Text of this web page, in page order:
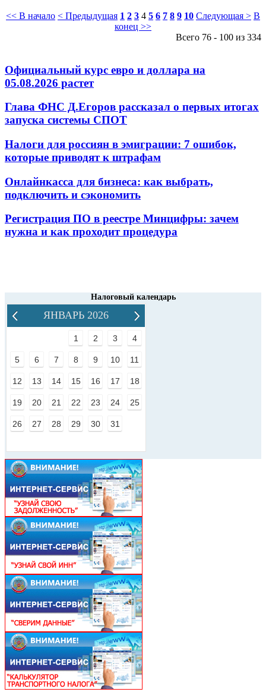
<< В начало < Предыдущая 1 2 3 4 5 6 7 8 9 10 Следующая > В
конец >>
Всего 76 - 100 из 334
Официальный курс евро и доллара на
05.08.2026 растет
Глава ФНС Д.Егоров рассказал о первых итогах
запуска системы СПОТ
Налоги для россиян в эмиграции: 7 ошибок,
которые приводят к штрафам
Онлайнкасса для бизнеса: как выбрать,
подключить и сэкономить
Регистрация ПО в реестре Минцифры: зачем
нужна и как проходит процедура
Налоговый календарь
ЯНВАРЬ 2026
1 2 3 4
5 6 7 8 9 10 11
12 13 14 15 16 17 18
19 20 21 22 23 24 25
26 27 28 29 30 31